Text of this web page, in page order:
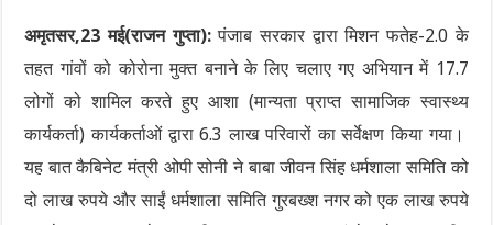
अमृतसर,23 मई(राजन गुप्ता):पंजाब सरकार द्वारा मिशन फतेह-2.0 के
तहत गांवों को कोरोना मुक्त बनाने के लिए चलाए गए अभियान में 17.7
लोगों को शामिल करते हुए आशा (मान्यता प्राप्त सामाजिक स्वास्थ्य
कार्यकर्ता) कार्यकर्ताओं द्वारा 6.3 लाख परिवारों का सर्वेक्षण किया गया।
यह बात कैबिनेट मंत्री ओपी सोनी ने बाबा जीवन सिंह धर्मशाला समिति को
दो लाख रुपये और साईं धर्मशाला समिति गुरबख्श नगर को एक लाख रुपये